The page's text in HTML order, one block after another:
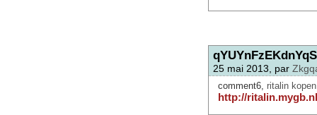
25 mai 2013, par
comment6, ritalin kopen
http://